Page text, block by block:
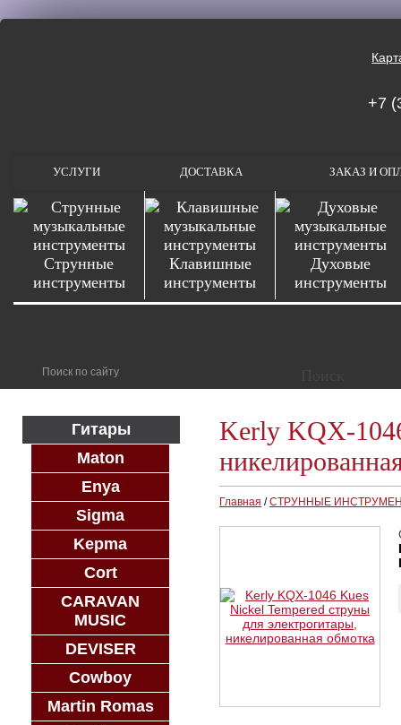
+7
УСЛУГИ ДОСТАВКА ЗАКАЗ И
Струнные
инструменты
Клавишные
инструменты
Духовые
инструменты
Kerly KQX-
Главная /СТРУННЫЕ
Гитары
Maton
Enya
Sigma
Kepma
Cort
CARAVAN
MUSIC
DEVISER
Cowboy
Martin Romas